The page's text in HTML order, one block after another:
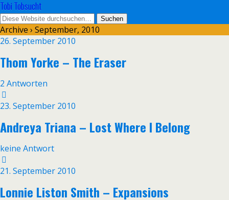
Tobi Tobsucht
Archive › September, 2010
26. September 2010
Thom Yorke – The Eraser
2 Antworten
23. September 2010
Andreya Triana – Lost Where I Belong
keine Antwort
21. September 2010
Lonnie Liston Smith – Expansions